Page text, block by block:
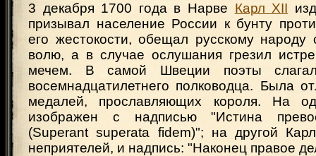
3 декабря 1700 года в Нарве Карл XII
призывал население России к бунту
его жестокости, обещал русскому народу
волю, а в случае ослушания грезил
мечем. В самой Швеции поэты
восемнадцатилетнего полководца. Была
медалей, прославляющих короля. На
изображен с надписью "Истина
(Superant superata fidem)"; на другой
неприятелей, и надпись: "Наконец правое